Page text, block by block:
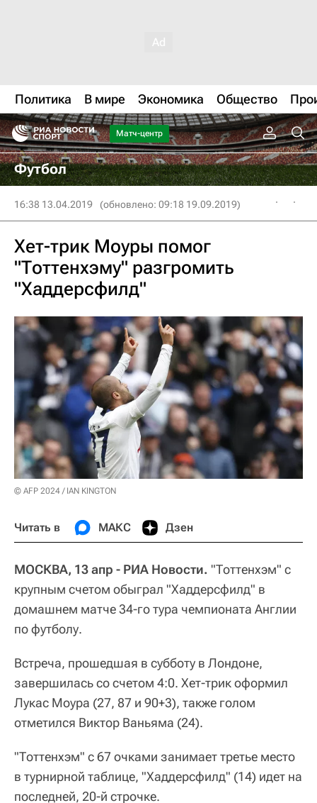
Политика В мире Экономика Общество
Матч-центр
Футбол
16:38 13.04.2019 (обновлено: 09:18 19.09.2019)
Хет-трик Моуры помог
"Тоттенхэму" разгромить
"Хаддерсфилд"
© AFP 2024 / IAN KINGTON
Читать в МАКС Дзен
МОСКВА, 13 апр - РИА Новости. "Тоттенхэм" с
крупным счетом обыграл "Хаддерсфилд" в
домашнем матче 34-го тура чемпионата Англии
по футболу.
Встреча, прошедшая в субботу в Лондоне,
завершилась со счетом 4:0. Хет-трик оформил
Лукас Моура (27, 87 и 90+3), также голом
отметился Виктор Ваньяма (24).
"Тоттенхэм" с 67 очками занимает третье место
в турнирной таблице, "Хаддерсфилд" (14) идет на
последней, 20-й строчке.